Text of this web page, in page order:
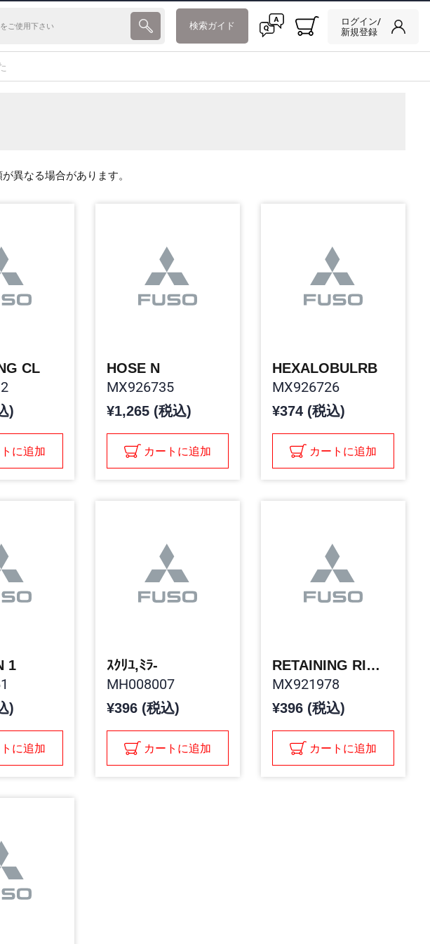
検索ガイド
ログイン/
新規登録
異なる場合があります。
CL
)
に追加
HOSE N
MX926735
¥1,265 (税込)
カートに追加
HEXALOBULRB
MX926726
¥374 (税込)
カートに追加
1
)
に追加
ｽｸﾘﾕ,ﾐﾗ-
MH008007
¥396 (税込)
カートに追加
RETAINING RING
MX921978
¥396 (税込)
カートに追加